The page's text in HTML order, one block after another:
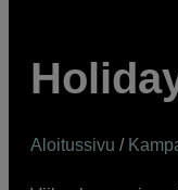
Aloitussivu /